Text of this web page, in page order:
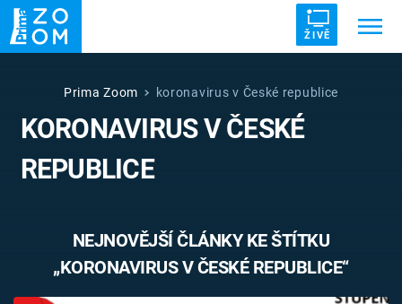
ŽIVĚ
ZRÁDCI UFO DRUHÁ SVĚTOVÁ VÁLKA
ZÁHADY VETŘELCI DÁVNOVĚKU
Témata
Prima Zoom koronavirus v České republice
KORONAVIRUS V ČESKÉ
REPUBLICE
NEJNOVĚJŠÍ ČLÁNKY KE ŠTÍTKU
„KORONAVIRUS V ČESKÉ REPUBLICE“